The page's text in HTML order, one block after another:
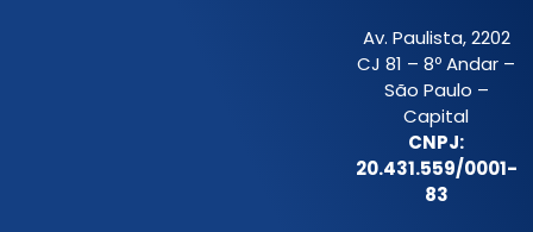
Av. Paulista, 2202
CJ 81 – 8º Andar –
São Paulo –
Capital
CNPJ:
20.431.559/0001-
83